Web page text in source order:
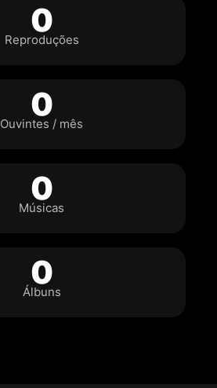
0
Reproduções
0
Ouvintes / mês
0
Músicas
0
Álbuns